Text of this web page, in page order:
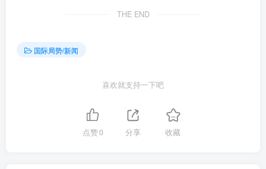
THE END
国际局势/新闻
喜欢就支持一下吧
点赞0 分享 收藏